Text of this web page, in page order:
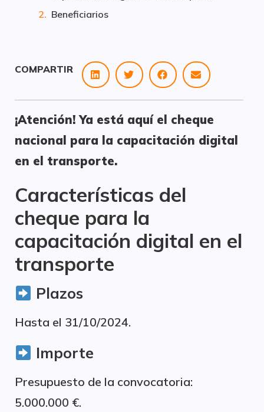
COMPARTIR
¡Atención! Ya está aquí el cheque
nacional para la capacitación digital
en el transporte.
Características del
cheque para la
capacitación digital en el
transporte
Plazos
Hasta el 31/10/2024.
Importe
Presupuesto de la convocatoria:
5.000.000 €.
Beneficiarios